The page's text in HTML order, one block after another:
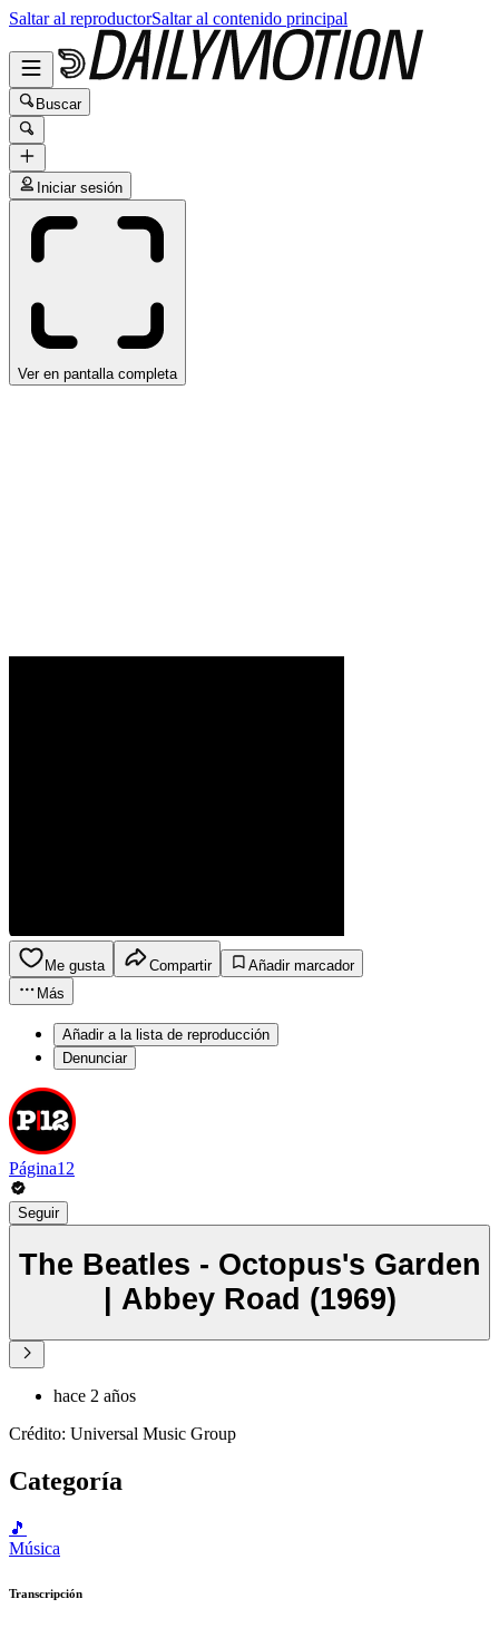
Saltar al reproductorSaltar al contenido principal
Buscar
Iniciar sesión
Ver en pantalla completa
Me gusta Compartir
Añadir marcador
Más
Añadir a la lista de reproducción
Denunciar
Página12
Seguir
The Beatles - Octopus's Garden
| Abbey Road (1969)
hace 2 años
Crédito: Universal Music Group
Categoría
🎵
Música
Transcripción